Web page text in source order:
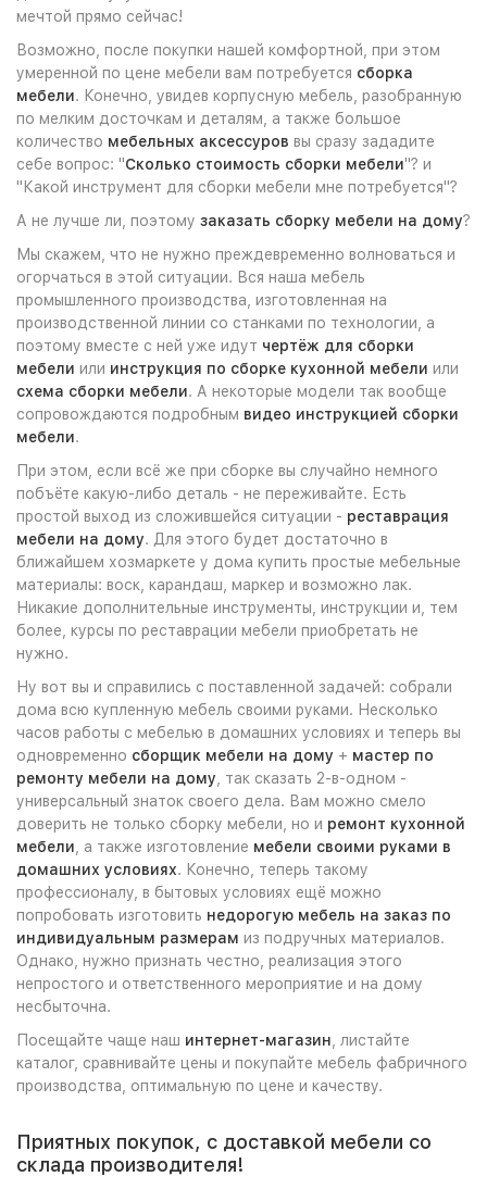
мечтой прямо сейчас!
Возможно, после покупки нашей комфортной, при этом
умеренной по цене мебели вам потребуется сборка
мебели. Конечно, увидев корпусную мебель, разобранную
по мелким досточкам и деталям, а также большое
количество мебельных аксессуров вы сразу зададите
себе вопрос: "Сколько стоимость сборки мебели"? и
"Какой инструмент для сборки мебели мне потребуется"?
А не лучше ли, поэтому заказать сборку мебели на дому?
Мы скажем, что не нужно преждевременно волноваться и
огорчаться в этой ситуации. Вся наша мебель
промышленного производства, изготовленная на
производственной линии со станками по технологии, а
поэтому вместе с ней уже идут чертёж для сборки
мебели или инструкция по сборке кухонной мебели или
схема сборки мебели. А некоторые модели так вообще
сопровождаются подробным видео инструкцией сборки
мебели.
При этом, если всё же при сборке вы случайно немного
побъёте какую-либо деталь - не переживайте. Есть
простой выход из сложившейся ситуации - реставрация
мебели на дому. Для этого будет достаточно в
ближайшем хозмаркете у дома купить простые мебельные
материалы: воск, карандаш, маркер и возможно лак.
Никакие дополнительные инструменты, инструкции и, тем
более, курсы по реставрации мебели приобретать не
нужно.
Ну вот вы и справились с поставленной задачей: собрали
дома всю купленную мебель своими руками. Несколько
часов работы с мебелью в домашних условиях и теперь вы
одновременно сборщик мебели на дому + мастер по
ремонту мебели на дому , так сказать 2-в-одном -
универсальный знаток своего дела. Вам можно смело
доверить не только сборку мебели, но и ремонт кухонной
мебели , а также изготовление мебели своими руками в
домашних условиях. Конечно, теперь такому
профессионалу, в бытовых условиях ещё можно
попробовать изготовить недорогую мебель на заказ по
индивидуальным размерам из подручных материалов.
Однако, нужно признать честно, реализация этого
непростого и ответственного мероприятие и на дому
несбыточна.
Посещайте чаще наш интернет-магазин , листайте
каталог, сравнивайте цены и покупайте мебель фабричного
производства, оптимальную по цене и качеству.
Приятных покупок, с доставкой мебели со
склада производителя!